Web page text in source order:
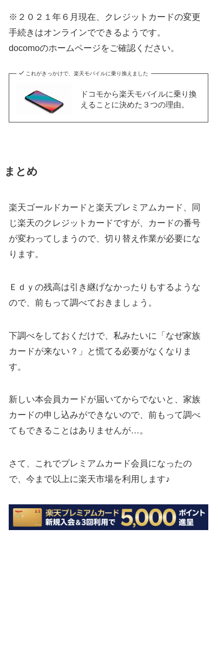
※２０２１年６月現在、クレジットカードの変更
手続きはオンラインでできるようです。
docomoのホームページをご確認ください。
これがきっかけで、楽天モバイルに乗り換えました
ドコモから楽天モバイルに乗り換
えることに決めた３つの理由。
まとめ
楽天ゴールドカードと楽天プレミアムカード、同
じ楽天のクレジットカードですが、カードの番号
が変わってしまうので、切り替え作業が必要にな
ります。
Ｅｄｙの残高は引き継げなかったりもするような
ので、前もって調べておきましょう。
下調べをしておくだけで、私みたいに「なぜ家族
カードが来ない？」と慌てる必要がなくなりま
す。
新しい本会員カードが届いてからでないと、家族
カードの申し込みができないので、前もって調べ
てもできることはありませんが…。
さて、これでプレミアムカード会員になったの
で、今まで以上に楽天市場を利用します♪